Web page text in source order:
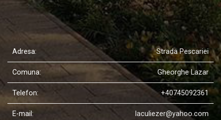
Adresa: Strada Pescariei
Comuna: Gheorghe Lazar
Telefon: +40745092361
E-mail: laculiezer@yahoo.com